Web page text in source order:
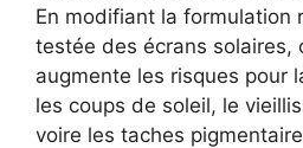
En modifiant la formulation
testée des écrans solaires,
augmente les risques pour
les coups de soleil, le
voire les taches